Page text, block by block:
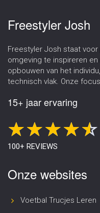
Freestyler Josh
Freestyler Josh staat
omgeving te inspireren
opbouwen van het
technisch vlak. Onze
15+ jaar ervaring
100+ REVIEWS
Onze websites
Voetbal Trucjes Leren